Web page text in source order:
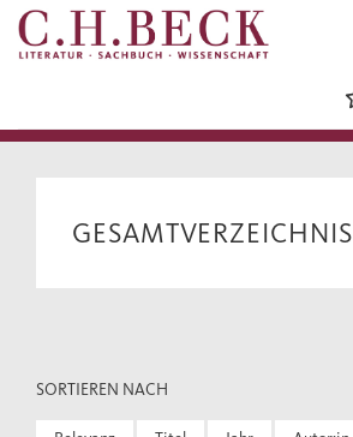
GESAMTVERZEICHNIS
SORTIEREN NACH